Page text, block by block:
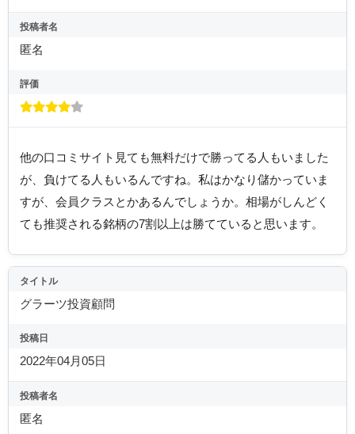
投稿者名
匿名
評価
他の口コミサイト見ても無料だけで勝ってる人もいました
が、負けてる人もいるんですね。私はかなり儲かっていま
すが、会員クラスとかあるんでしょうか。相場がしんどく
ても推奨される銘柄の7割以上は勝てていると思います。
タイトル
グラーツ投資顧問
投稿日
2022年04月05日
投稿者名
匿名